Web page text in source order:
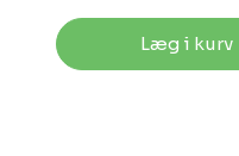
Læg i kurv